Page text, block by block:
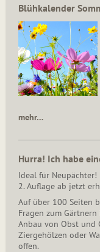
Blühkalender
mehr…
Hurra! Ich habe
Ideal für Neupächter!
2. Auflage ab jetzt
Auf über 100 Seiten
Fragen zum Gärtnern
Anbau von Obst und
Ziergehölzen oder
offen.